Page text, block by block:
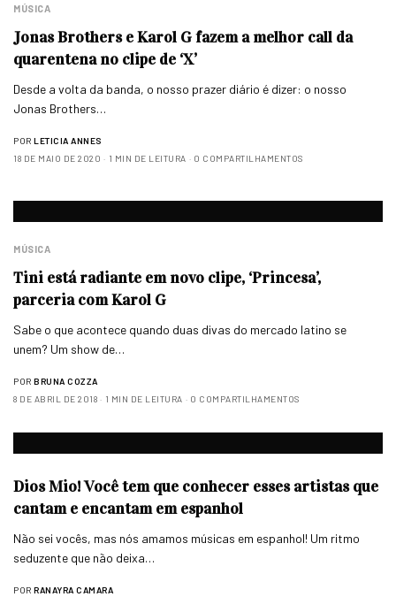
MÚSICA
Jonas Brothers e Karol G fazem a melhor call da
quarentena no clipe de ‘X’
Desde a volta da banda, o nosso prazer diário é dizer: o nosso
Jonas Brothers…
POR LETICIA ANNES
18 DE MAIO DE 2020
1 MIN DE LEITURA 0 COMPARTILHAMENTOS
MÚSICA
Tini está radiante em novo clipe, ‘Princesa’,
parceria com Karol G
Sabe o que acontece quando duas divas do mercado latino se
unem? Um show de…
POR BRUNA COZZA
8 DE ABRIL DE 2018
1 MIN DE LEITURA 0 COMPARTILHAMENTOS
Dios Mio! Você tem que conhecer esses artistas que
cantam e encantam em espanhol
Não sei vocês, mas nós amamos músicas em espanhol! Um ritmo
seduzente que não deixa…
POR RANAYRA CAMARA